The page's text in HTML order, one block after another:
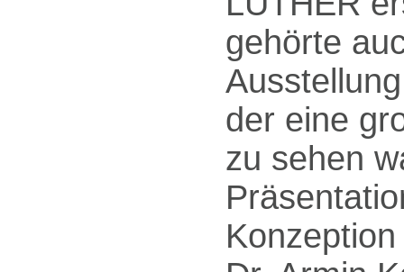
gehörte
der eine
zu sehen